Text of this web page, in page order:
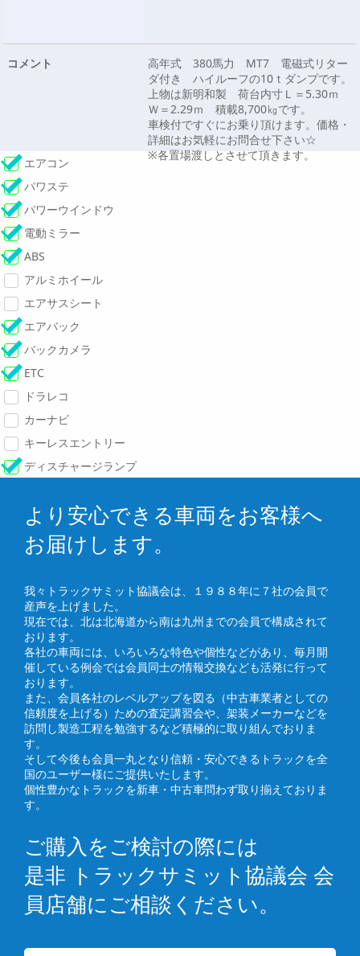
コメント
高年式 380馬力 MT7 電磁式リター
ダ付き ハイルーフの10ｔダンプです。
上物は新明和製 荷台内寸Ｌ＝5.30ｍ
Ｗ＝2.29ｍ 積載8,700㎏です。
車検付ですぐにお乗り頂けます。価格・
詳細はお気軽にお問合せ下さい☆
※各置場渡しとさせて頂きます。
エアコン
パワステ
パワーウインドウ
電動ミラー
ABS
アルミホイール
エアサスシート
エアバック
バックカメラ
ETC
ドラレコ
カーナビ
キーレスエントリー
ディスチャージランプ
より安心できる車両をお客様へ
お届けします。
我々トラックサミット協議会は、１９８８年に７社の会員で
産声を上げました。
現在では、北は北海道から南は九州までの会員で構成されて
おります。
各社の車両には、いろいろな特色や個性などがあり、毎月開
催している例会では会員同士の情報交換なども活発に行って
おります。
また、会員各社のレベルアップを図る（中古車業者としての
信頼度を上げる）ための査定講習会や、架装メーカーなどを
訪問し製造工程を勉強するなど積極的に取り組んでおりま
す。
そして今後も会員一丸となり信頼・安心できるトラックを全
国のユーザー様にご提供いたします。
個性豊かなトラックを新車・中古車問わず取り揃えておりま
す。
ご購入をご検討の際には
是非 トラックサミット協議会 会
員店舗にご相談ください。